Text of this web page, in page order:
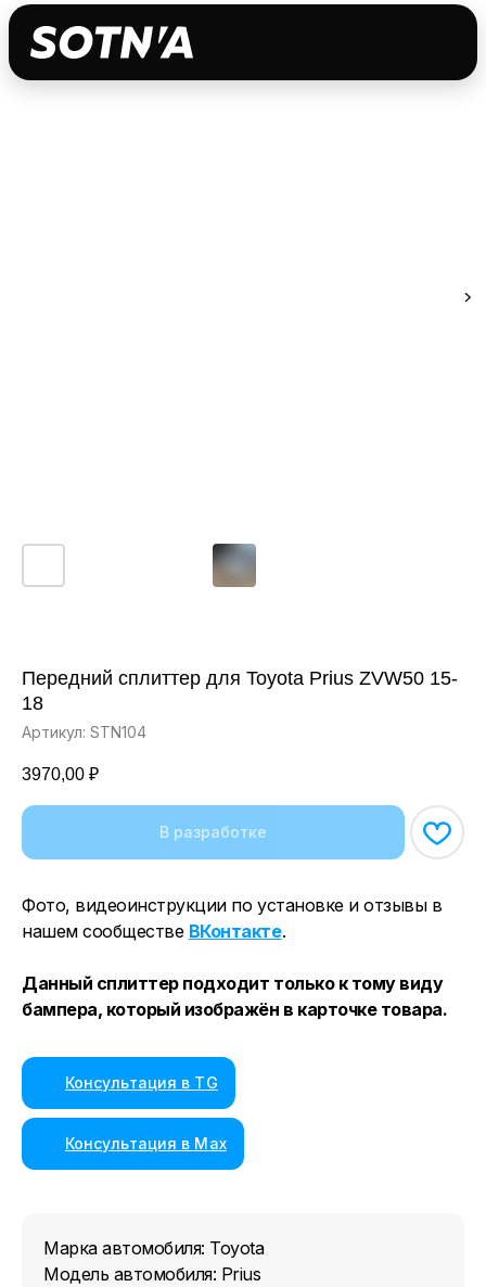
Передний сплиттер для Toyota Prius ZVW50 15-
18
Артикул: STN104
3970,00 ₽
Фото, видеоинструкции по установке и отзывы в
нашем сообществе ВКонтакте.
Данный сплиттер подходит только к тому виду
бампера, который изображён в карточке товара.
Консультация в TG
Консультация в Max
Марка автомобиля: Toyota
Модель автомобиля: Prius